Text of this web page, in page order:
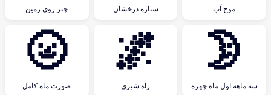
موج آب ستاره درخشان چتر روی زمین
🌛
سه ماهه اول ماه چهره
🌌
راه شیری
🌝
صورت ماه کامل